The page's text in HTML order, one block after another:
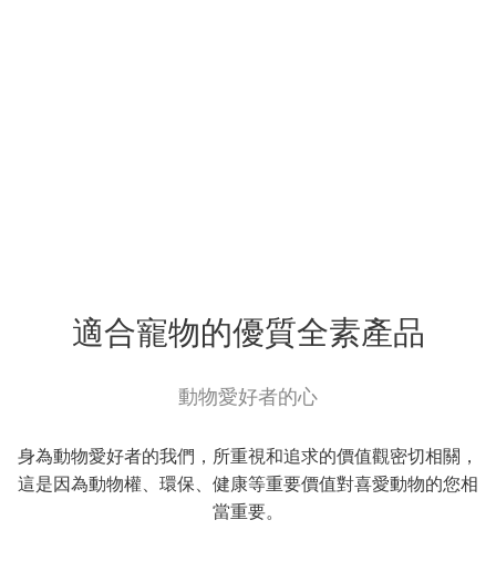
適合寵物的優質全素產品
動物愛好者的心
身為動物愛好者的我們，所重視和追求的價值觀密切相關，
這是因為動物權、環保、健康等重要價值對喜愛動物的您相
當重要。